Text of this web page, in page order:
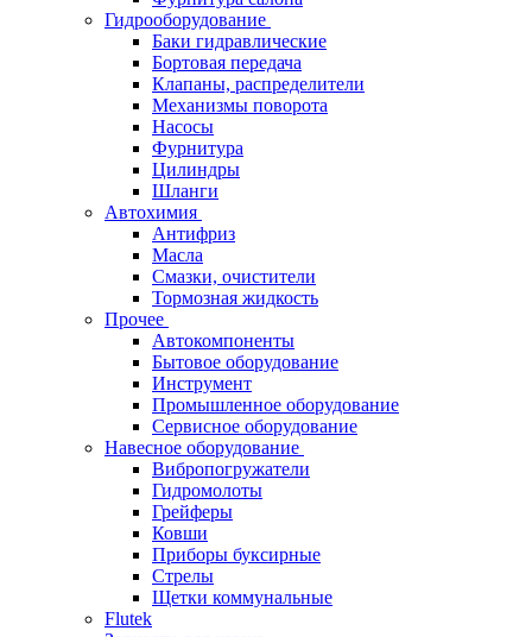
Гидрооборудование
Баки гидравлические
Бортовая передача
Клапаны, распределители
Механизмы поворота
Насосы
Фурнитура
Цилиндры
Шланги
Автохимия
Антифриз
Масла
Смазки, очистители
Тормозная жидкость
Прочее
Автокомпоненты
Бытовое оборудование
Инструмент
Промышленное оборудование
Сервисное оборудование
Навесное оборудование
Вибропогружатели
Гидромолоты
Грейферы
Ковши
Приборы буксирные
Стрелы
Щетки коммунальные
Flutek